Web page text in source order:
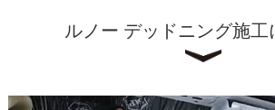
ルノー デッドニング施工